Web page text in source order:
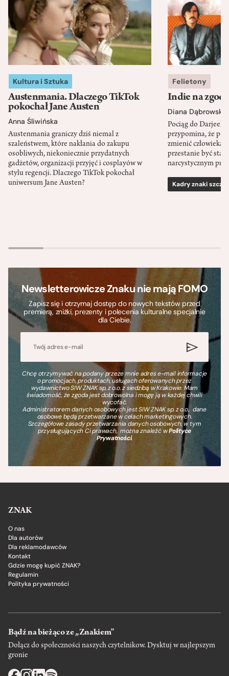
Kultura i Sztuka
Austenmania. Dlaczego TikTok
pokochał Jane Austen
Anna Śliwińska
Austenmania graniczy dziś niemal z
szaleństwem, które nakłania do zakupu
osobliwych, niekoniecznie przydatnych
gadżetów, organizacji przyjęć i cosplayów w
stylu regencji. Dlaczego TikTok pokochał
uniwersum Jane Austen?
Felietony
Indie na
Diana Dąbrowska
Pociąg do
przypomina, że
zmienić człowieka
przestanie być
narcystycznym
Kadry znaki
Newsletterowicze Znaku nie mają FOMO
Zapisz się i otrzymaj dostęp do nowych tekstów przed
premierą, zniżki, prezenty i polecenia kulturalne specjalnie
dla Ciebie.
Chcę otrzymywać na podany przeze mnie adres e-mail informacje
o promocjach, produktach, usługach oferowanych przez
wydawnictwo SIW ZNAK sp. z o.o. z siedzibą w Krakowie. Mam
świadomość, że zgoda jest dobrowolna i mogę ją w każdej chwili
wycofać.
Administratorem danych osobowych jest SIW ZNAK sp. z o.o., dane
osobowe będą przetwarzane w celach marketingowych.
Szczegółowe zasady przetwarzania danych osobowych, w tym
przysługujących Ci prawach, można znaleźć wPolityce
Prywatności.
ZNAK
O nas
Dla autorów
Dla reklamodawców
Kontakt
Gdzie mogę kupić ZNAK?
Regulamin
Polityka prywatności
Bądź na bieżąco ze „Znakiem”
Dołącz do społeczności naszych czytelnikow. Dysktuj w najlepszym
gronie